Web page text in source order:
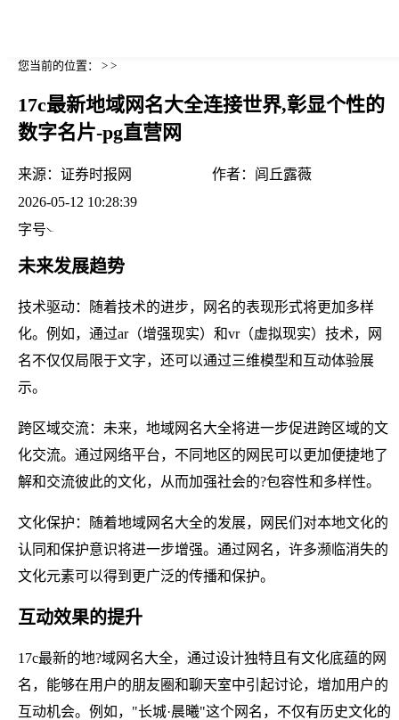
您当前的位置： > >
17c最新地域网名大全连接世界,彰显个性的
数字名片-pg直营网
来源： 证券时报网 作者： 闾丘露薇
2026-05-12 10:28:39
字号
未来发展趋势
技术驱动：随着技术的进步，网名的表现形式将更加多样
化。例如，通过ar（增强现实）和vr（虚拟现实）技术，网
名不仅仅局限于文字，还可以通过三维模型和互动体验展
示。
跨区域交流：未来，地域网名大全将进一步促进跨区域的文
化交流。通过网络平台，不同地区的网民可以更加便捷地了
解和交流彼此的文化，从而加强社会的?包容性和多样性。
文化保护：随着地域网名大全的发展，网民们对本地文化的
认同和保护意识将进一步增强。通过网名，许多濒临消失的
文化元素可以得到更广泛的传播和保护。
互动效果的提升
17c最新的地?域网名大全，通过设计独特且有文化底蕴的网
名，能够在用户的朋友圈和聊天室中引起讨论，增加用户的
互动机会。例如，"长城·晨曦"这个网名，不仅有历史文化的